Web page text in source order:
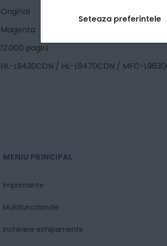
Seteaza preferintele
Original
Magenta
12.000 pagini
HL-L9430CDN / HL-L9470CDN / MFC-
MENIU PRINCIPAL
Imprimante
Multifunctionale
Inchiriere echipamente